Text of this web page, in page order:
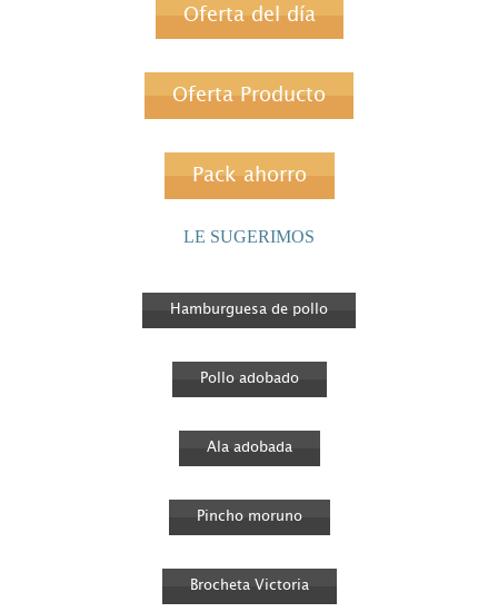
Oferta del día
Oferta Producto
Pack ahorro
LE SUGERIMOS
Hamburguesa de pollo
Pollo adobado
Ala adobada
Pincho moruno
Brocheta Victoria